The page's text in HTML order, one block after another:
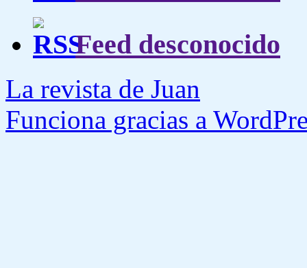
Feed desconocido
La revista de Juan
Funciona gracias a